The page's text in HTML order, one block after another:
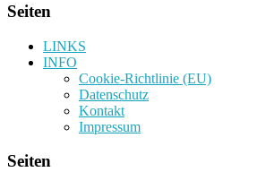
Seiten
LINKS
INFO
Cookie-Richtlinie (EU)
Datenschutz
Kontakt
Impressum
Seiten